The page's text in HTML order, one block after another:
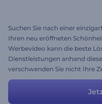
Suchen Sie nach einer
Ihren neu eröffneten
Werbevideo kann die beste
Dienstleistungen anhand
verschwenden Sie nicht Ihre
Werbemethoden. Diese
Beschreibungen, die Sie
Werbevideos benötigen. Die